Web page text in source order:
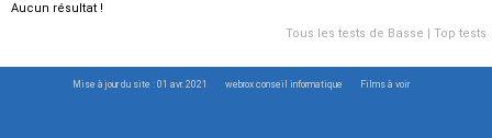
Aucun résultat !
Tous les tests de Basse
Top tests
Mise à jour du site : 01 avr. 2021 webrox conseil informatique Films à voir